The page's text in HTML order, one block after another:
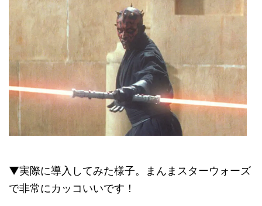
▼実際に導入してみた様子。まんまスターウォーズ
で非常にカッコいいです！